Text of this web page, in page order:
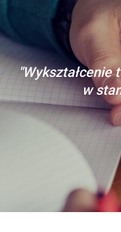
"Wykształcenie
w